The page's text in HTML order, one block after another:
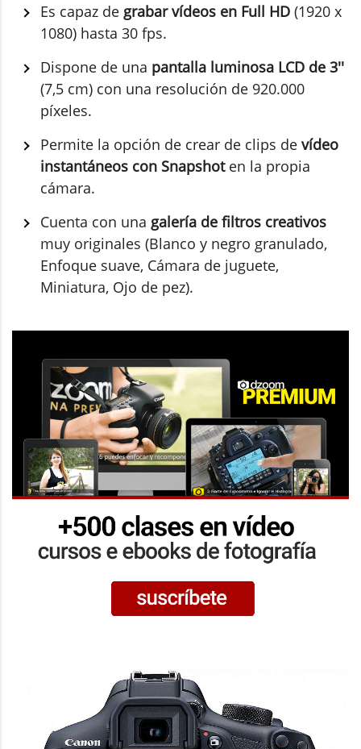
Es capaz de grabar vídeos en Full HD (1920 x
1080) hasta 30 fps.
Dispone de una pantalla luminosa LCD de 3''
(7,5 cm) con una resolución de 920.000
píxeles.
Permite la opción de crear de clips de vídeo
instantáneos con Snapshoten la propia
cámara.
Cuenta con una galería de filtros creativos
muy originales (Blanco y negro granulado,
Enfoque suave, Cámara de juguete,
Miniatura, Ojo de pez).